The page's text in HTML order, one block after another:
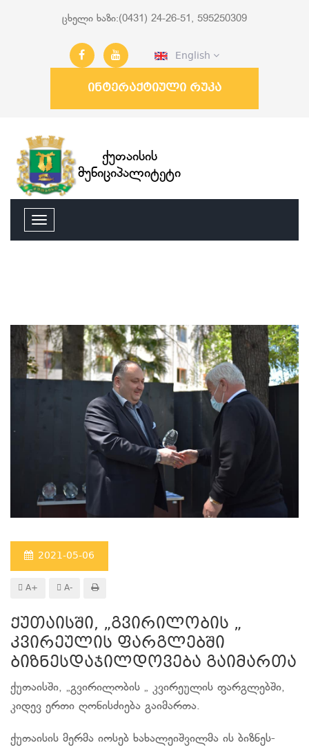
ცხელი ხაზი:(0431) 24-26-51, 595250309
English
ინტერაქტიული რუკა
ქუთაისის
მუნიციპალიტეტი
2021-05-06
A+ A-
ქუთაისში, „გვირილობის „
კვირეულის ფარგლებში
ბიზნესდაჯილდოვება გაიმართა
ქუთაისში, „გვირილობის „ კვირეულის ფარგლებში,
კიდევ ერთი ღონისძიება გაიმართა.
ქუთაისის მერმა იოსებ ხახალეიშვილმა ის ბიზნეს-